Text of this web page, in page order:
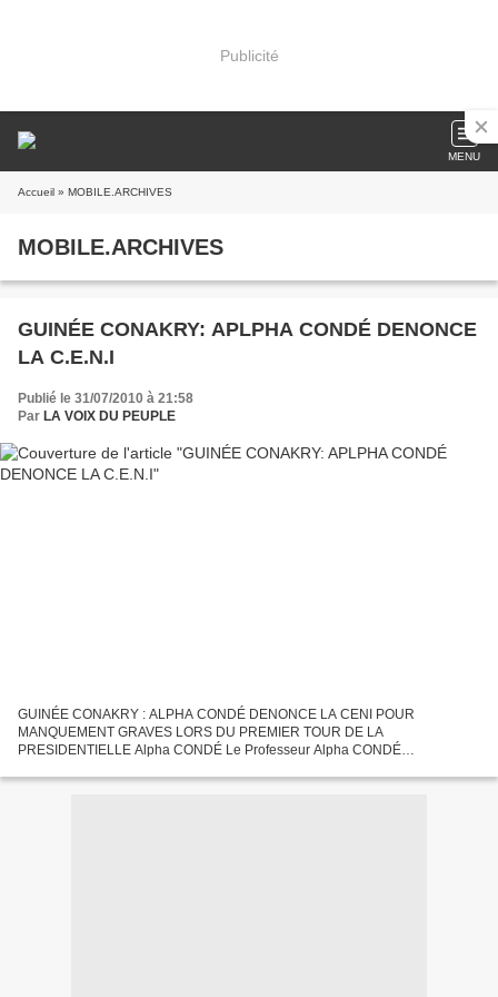
Publicité
MENU
Accueil » MOBILE.ARCHIVES
MOBILE.ARCHIVES
GUINÉE CONAKRY: APLPHA CONDÉ DENONCE
LA C.E.N.I
Publié le 31/07/2010 à 21:58
Par LA VOIX DU PEUPLE
GUINÉE CONAKRY : ALPHA CONDÉ DENONCE LA CENI POUR
MANQUEMENT GRAVES LORS DU PREMIER TOUR DE LA
PRESIDENTIELLE Alpha CONDÉ Le Professeur Alpha CONDÉ
incertitudes planent sur la tenue du second...